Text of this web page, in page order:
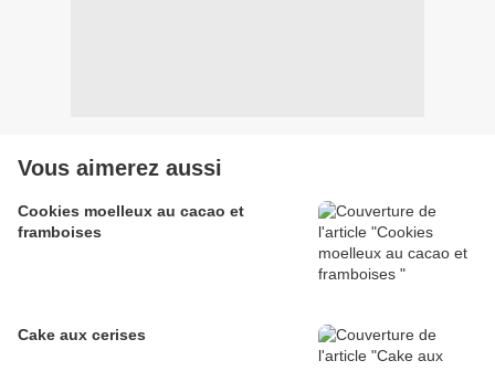
Vous aimerez aussi
Cookies moelleux au cacao et
framboises
Cake aux cerises